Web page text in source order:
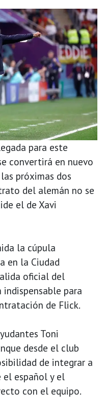
para este
convertirá en nuevo
próximas dos
del alemán no se
el de Xavi
la cúpula
en la Ciudad
oficial del
para
de Flick.
Toni
desde el club
de integrar a
el español y el
con el equipo.